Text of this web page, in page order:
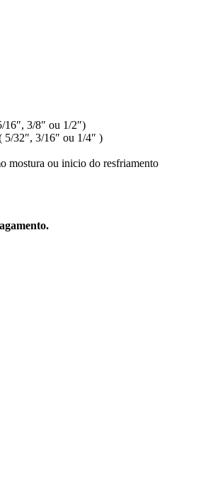
16″, 3/8″ ou 1/2″)
5/32″, 3/16″ ou 1/4″ )
mostura ou inicio do resfriamento